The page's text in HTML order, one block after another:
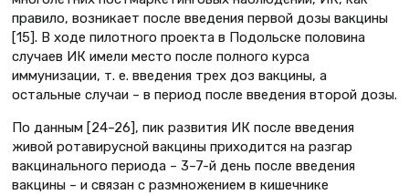
правило, возникает после введения первой дозы вакцины
[15]. В ходе пилотного проекта в Подольске половина
случаев ИК имели место после полного курса
иммунизации, т. е. введения трех доз вакцины, а
остальные случаи – в период после введения второй дозы.
По данным [24–26], пик развития ИК после введения
живой ротавирусной вакцины приходится на разгар
вакцинального периода – 3–7-й день после введения
вакцины – и связан с размножением в кишечнике